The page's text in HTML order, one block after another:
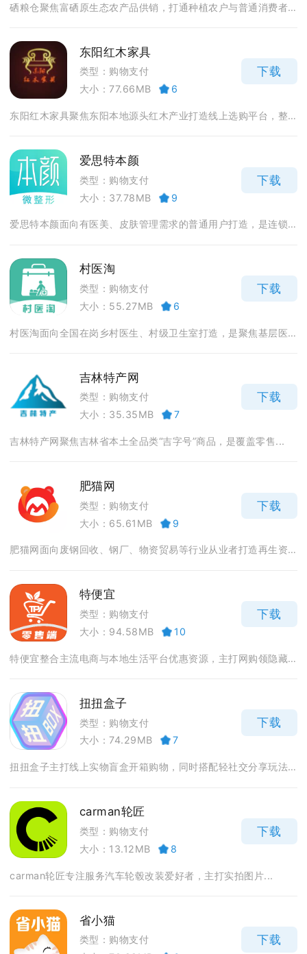
硒粮仓聚焦富硒原生态农产品供销，打通种植农户与普通消费者...
东阳红木家具
类型：购物支付
大小：77.66MB
6
下载
东阳红木家具聚焦东阳本地源头红木产业打造线上选购平台，整...
爱思特本颜
类型：购物支付
大小：37.78MB
9
下载
爱思特本颜面向有医美、皮肤管理需求的普通用户打造，是连锁...
村医淘
类型：购物支付
大小：55.27MB
6
下载
村医淘面向全国在岗乡村医生、村级卫生室打造，是聚焦基层医...
吉林特产网
类型：购物支付
大小：35.35MB
7
下载
吉林特产网聚焦吉林省本土全品类“吉字号”商品，是覆盖零售...
肥猫网
类型：购物支付
大小：65.61MB
9
下载
肥猫网面向废钢回收、钢厂、物资贸易等行业从业者打造再生资...
特便宜
类型：购物支付
大小：94.58MB
10
下载
特便宜整合主流电商与本地生活平台优惠资源，主打网购领隐藏...
扭扭盒子
类型：购物支付
大小：74.29MB
7
下载
扭扭盒子主打线上实物盲盒开箱购物，同时搭配轻社交分享玩法...
carman轮匠
类型：购物支付
大小：13.12MB
8
下载
carman轮匠专注服务汽车轮毂改装爱好者，主打实拍图片...
省小猫
类型：购物支付
下载